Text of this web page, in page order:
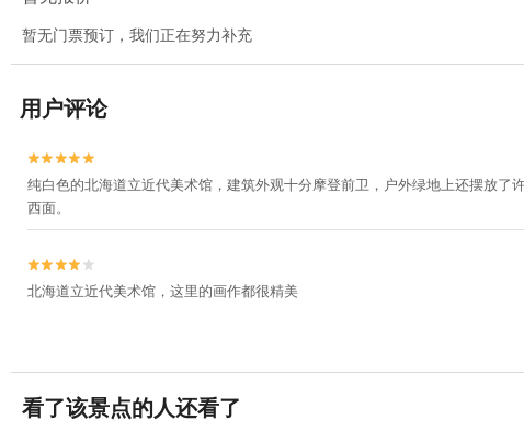
暂无门票预订，我们正在努力补充
用户评论


纯白色的北海道立近代美术馆，建筑外观十分摩登前卫，户外绿地上还摆放
西面。


北海道立近代美术馆，这里的画作都很精美
看了该景点的人还看了